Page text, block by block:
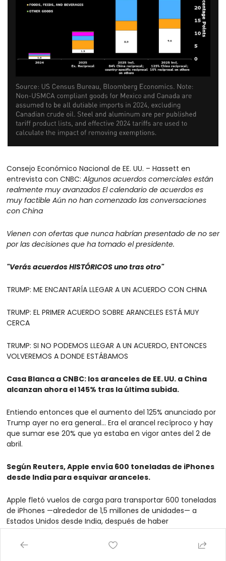
Consejo Económico Nacional de EE. UU. – Hassett en
entrevista con CNBC: Algunos acuerdos comerciales están
realmente muy avanzados El calendario de acuerdos es
muy factible Aún no han comenzado las conversaciones
con China
Vienen con ofertas que nunca habrían presentado de no ser
por las decisiones que ha tomado el presidente.
"Verás acuerdos HISTÓRICOS uno tras otro"
TRUMP: ME ENCANTARÍA LLEGAR A UN ACUERDO CON CHINA
TRUMP: EL PRIMER ACUERDO SOBRE ARANCELES ESTÁ MUY
CERCA
TRUMP: SI NO PODEMOS LLEGAR A UN ACUERDO, ENTONCES
VOLVEREMOS A DONDE ESTÁBAMOS
Casa Blanca a CNBC: los aranceles de EE. UU. a China
alcanzan ahora el 145% tras la última subida.
Entiendo entonces que el aumento del 125% anunciado por
Trump ayer no era general... Era el arancel recíproco y hay
que sumar ese 20% que ya estaba en vigor antes del 2 de
abril.
Según Reuters, Apple envía 600 toneladas de iPhones
desde India para esquivar aranceles.
Apple fletó vuelos de carga para transportar 600 toneladas
de iPhones —alrededor de 1,5 millones de unidades— a
Estados Unidos desde India, después de haber
incrementado su producción allí con el objetivo de evitar
los aranceles impuestos por el presidente Donald Trump,